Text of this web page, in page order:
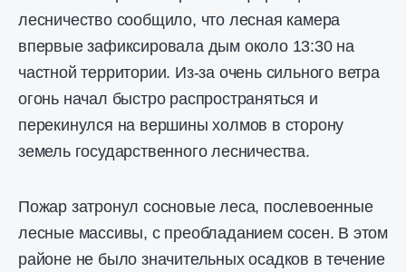
лесничество сообщило, что лесная камера
впервые зафиксировала дым около 13:30 на
частной территории. Из-за очень сильного ветра
огонь начал быстро распространяться и
перекинулся на вершины холмов в сторону
земель государственного лесничества.
Пожар затронул сосновые леса, послевоенные
лесные массивы, с преобладанием сосен. В этом
районе не было значительных осадков в течение